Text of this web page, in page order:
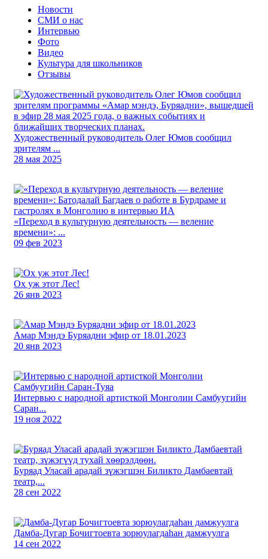
Новости
СМИ о нас
Интервью
Фото
Видео
Культура для школьников
Отзывы
Художественный руководитель Олег Юмов сообщил
зрителям ...
28 мая 2025
«Переход в культурную деятельность — веление
времени»: ...
09 фев 2023
Ох уж этот Лес!
26 янв 2023
Амар Мэндэ Буряадни эфир от 18.01.2023
20 янв 2023
Интервью с народной артисткой Монголии Самбуугийн
Саран...
19 ноя 2022
Буряад Уласай арадай зүжэгшэн Биликто Дамбаевтай
театр,...
28 сен 2022
Дамба-Дугар Бочигтоевта зорюулагдаhан дамжуулга
14 сен 2022